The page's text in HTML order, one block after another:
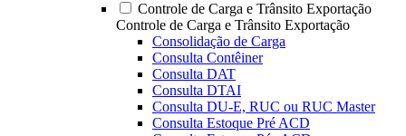
Controle de Carga e Trânsito Exportação
Controle de Carga e Trânsito Exportação
Consolidação de Carga
Consulta Contêiner
Consulta DAT
Consulta DTAI
Consulta DU-E, RUC ou RUC Master
Consulta Estoque Pré ACD